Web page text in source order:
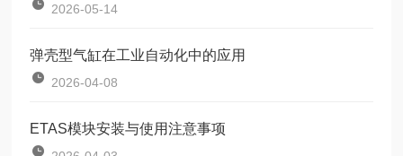
2026-05-14
弹壳型气缸在工业自动化中的应用
2026-04-08
ETAS模块安装与使用注意事项